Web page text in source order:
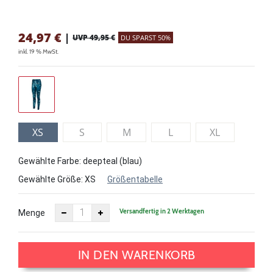
24,97 € | UVP 49,95 € DU SPARST 50%
inkl. 19 % MwSt.
XS S M L XL
Gewählte Farbe: deepteal (blau)
Gewählte Größe: XS Größentabelle
Menge Versandfertig in 2 Werktagen
IN DEN WARENKORB